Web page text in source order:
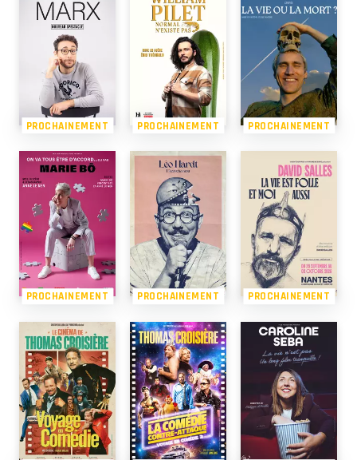
PROCHAINEMENT PROCHAINEMENT PROCHAINEMENT
PROCHAINEMENT PROCHAINEMENT PROCHAINEMENT